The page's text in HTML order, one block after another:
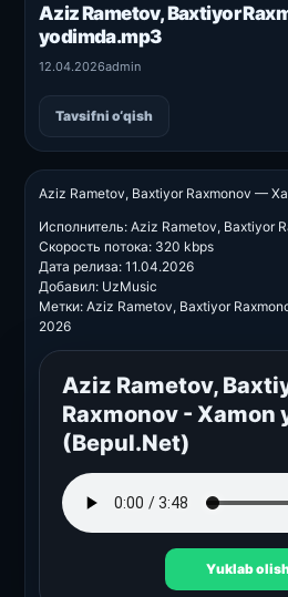
Aziz Rametov, Baxtiyor
yodimda.mp3
12.04.2026admin
Tavsifni o‘qish
Aziz Rametov, Baxtiyor Raxmonov —
Исполнитель: Aziz Rametov, Baxtiyor
Скорость потока: 320 kbps
Дата релиза: 11.04.2026
Добавил: UzMusic
Метки: Aziz Rametov, Baxtiyor
2026
Aziz Rametov,
Raxmonov - Xamon
(Bepul.Net)
Yuklab